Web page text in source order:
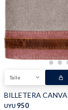
Talle
UYU 950